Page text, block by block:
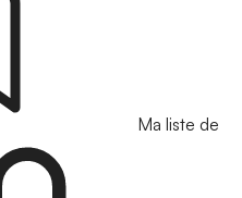
Ma liste de